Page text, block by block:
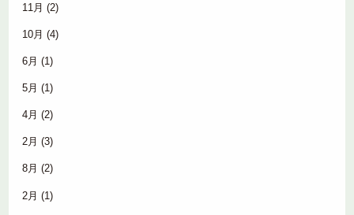
11月 (2)
10月 (4)
6月 (1)
5月 (1)
4月 (2)
2月 (3)
8月 (2)
2月 (1)